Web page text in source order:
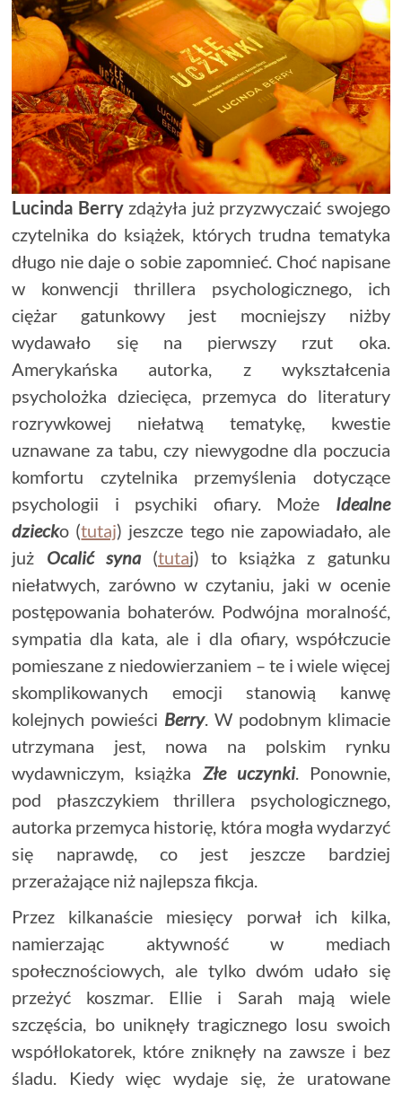
Lucinda Berryzdążyła już przyzwyczaić swojego
czytelnika do książek, których trudna tematyka
długo nie daje o sobie zapomnieć. Choć napisane
w konwencji thrillera psychologicznego, ich
ciężar gatunkowy jest mocniejszy niżby
wydawało się na pierwszy rzut oka.
Amerykańska autorka, z wykształcenia
psycholożka dziecięca, przemyca do literatury
rozrywkowej niełatwą tematykę, kwestie
uznawane za tabu, czy niewygodne dla poczucia
komfortu czytelnika przemyślenia dotyczące
psychologii i psychiki ofiary. Może Idealne
dziecko (tutaj) jeszcze tego nie zapowiadało, ale
już Ocalić syna(tutaj) to książka z gatunku
niełatwych, zarówno w czytaniu, jaki w ocenie
postępowania bohaterów. Podwójna moralność,
sympatia dla kata, ale i dla ofiary, współczucie
pomieszane z niedowierzaniem – te i wiele więcej
skomplikowanych emocji stanowią kanwę
kolejnych powieści Berry. W podobnym klimacie
utrzymana jest, nowa na polskim rynku
wydawniczym, książka Złe uczynki. Ponownie,
pod płaszczykiem thrillera psychologicznego,
autorka przemyca historię, która mogła wydarzyć
się naprawdę, co jest jeszcze bardziej
przerażające niż najlepsza fikcja.
Przez kilkanaście miesięcy porwał ich kilka,
namierzając aktywność w mediach
społecznościowych, ale tylko dwóm udało się
przeżyć koszmar. Ellie i Sarah mają wiele
szczęścia, bo uniknęły tragicznego losu swoich
współlokatorek, które zniknęły na zawsze i bez
śladu. Kiedy więc wydaje się, że uratowane